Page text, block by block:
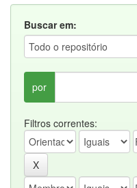
Buscar em:
por
Filtros correntes: